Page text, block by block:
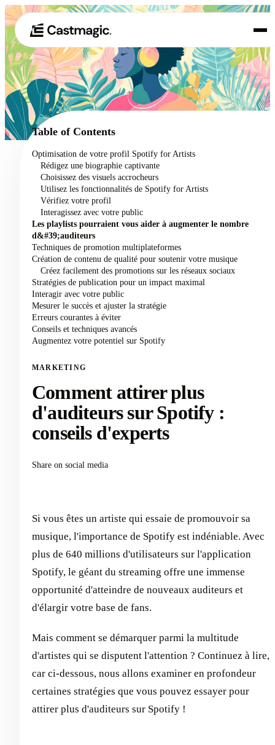
01 Produit
02 Cas d'utilisation
Tarification
À propos de nous
Table of Contents
Optimisation de votre profil Spotify for Artists
Rédigez une biographie captivante
Choisissez des visuels accrocheurs
Utilisez les fonctionnalités de Spotify for Artists
Vérifiez votre profil
Interagissez avec votre public
Les playlists pourraient vous aider à augmenter le nombre
d&#39;auditeurs
Techniques de promotion multiplateformes
Création de contenu de qualité pour soutenir votre musique
Créez facilement des promotions sur les réseaux sociaux
Stratégies de publication pour un impact maximal
Interagir avec votre public
Mesurer le succès et ajuster la stratégie
Erreurs courantes à éviter
Conseils et techniques avancés
Augmentez votre potentiel sur Spotify
MARKETING
Comment attirer plus
d'auditeurs sur Spotify :
conseils d'experts
Share on social media
Si vous êtes un artiste qui essaie de promouvoir sa
musique, l'importance de Spotify est indéniable. Avec
plus de 640 millions d'utilisateurs sur l'application
Spotify, le géant du streaming offre une immense
opportunité d'atteindre de nouveaux auditeurs et
d'élargir votre base de fans.
Mais comment se démarquer parmi la multitude
d'artistes qui se disputent l'attention ? Continuez à lire,
car ci-dessous, nous allons examiner en profondeur
certaines stratégies que vous pouvez essayer pour
attirer plus d'auditeurs sur Spotify !